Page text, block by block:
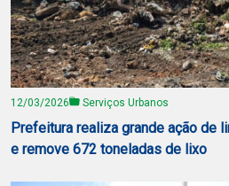
12/03/2026 Serviços Urbanos
Prefeitura realiza grande ação de
e remove 672 toneladas de lixo